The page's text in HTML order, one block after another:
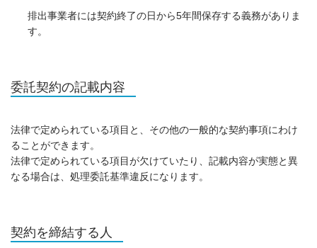
排出事業者には契約終了の日から5年間保存する義務がありま
す。
委託契約の記載内容
法律で定められている項目と、その他の一般的な契約事項にわけ
ることができます。
法律で定められている項目が欠けていたり、記載内容が実態と異
なる場合は、処理委託基準違反になります。
契約を締結する人